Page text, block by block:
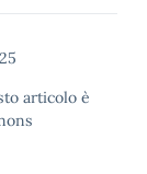
articolo è